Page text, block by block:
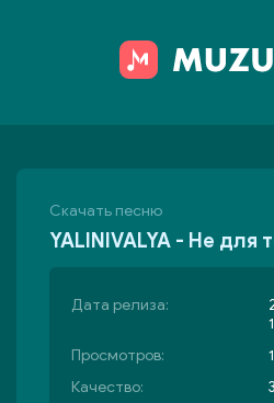
Скачать песню
YALINIVALYA - Не для
Дата релиза:
Просмотров:
Качество: